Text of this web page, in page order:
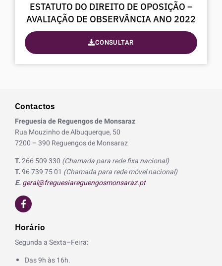
ESTATUTO DO DIREITO DE OPOSIÇÃO –
AVALIAÇÃO DE OBSERVÂNCIA ANO 2022
CONSULTAR
Contactos
Freguesia de Reguengos de Monsaraz
Rua Mouzinho de Albuquerque, 50
7200 – 390 Reguengos de Monsaraz
T.266 509 330 (Chamada para rede fixa nacional)
T.96 739 75 01 (Chamada para rede móvel nacional)
E.geral@freguesiareguengosmonsaraz.pt
F
a
c
e
b
o
o
k
Horário
Segunda a Sexta–Feira:
Das 9h às 16h.